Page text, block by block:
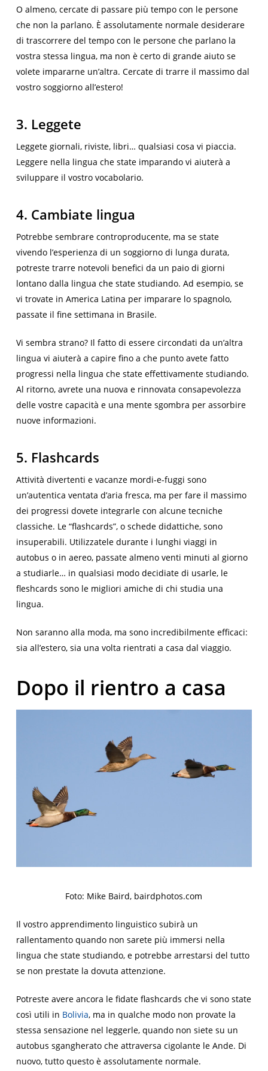
O almeno, cercate di passare più tempo con le persone
che non la parlano. È assolutamente normale desiderare
di trascorrere del tempo con le persone che parlano la
vostra stessa lingua, ma non è certo di grande aiuto se
volete impararne un’altra. Cercate di trarre il massimo dal
vostro soggiorno all’estero!
3. Leggete
Leggete giornali, riviste, libri… qualsiasi cosa vi piaccia.
Leggere nella lingua che state imparando vi aiuterà a
sviluppare il vostro vocabolario.
4. Cambiate lingua
Potrebbe sembrare controproducente, ma se state
vivendo l’esperienza di un soggiorno di lunga durata,
potreste trarre notevoli benefici da un paio di giorni
lontano dalla lingua che state studiando. Ad esempio, se
vi trovate in America Latina per imparare lo spagnolo,
passate il fine settimana in Brasile.
Vi sembra strano? Il fatto di essere circondati da un’altra
lingua vi aiuterà a capire fino a che punto avete fatto
progressi nella lingua che state effettivamente studiando.
Al ritorno, avrete una nuova e rinnovata consapevolezza
delle vostre capacità e una mente sgombra per assorbire
nuove informazioni.
5. Flashcards
Attività divertenti e vacanze mordi-e-fuggi sono
un’autentica ventata d’aria fresca, ma per fare il massimo
dei progressi dovete integrarle con alcune tecniche
classiche. Le “flashcards”, o schede didattiche, sono
insuperabili. Utilizzatele durante i lunghi viaggi in
autobus o in aereo, passate almeno venti minuti al giorno
a studiarle… in qualsiasi modo decidiate di usarle, le
fleshcards sono le migliori amiche di chi studia una
lingua.
Non saranno alla moda, ma sono incredibilmente efficaci:
sia all’estero, sia una volta rientrati a casa dal viaggio.
Dopo il rientro a casa
Foto: Mike Baird, bairdphotos.com
Il vostro apprendimento linguistico subirà un
rallentamento quando non sarete più immersi nella
lingua che state studiando, e potrebbe arrestarsi del tutto
se non prestate la dovuta attenzione.
Potreste avere ancora le fidate flashcards che vi sono state
così utili in Bolivia, ma in qualche modo non provate la
stessa sensazione nel leggerle, quando non siete su un
autobus sgangherato che attraversa cigolante le Ande. Di
nuovo, tutto questo è assolutamente normale.